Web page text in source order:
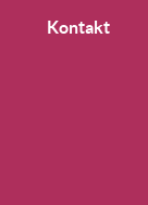
Kontakt